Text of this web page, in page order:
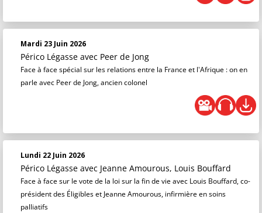
Mardi 23 Juin 2026
Périco Légasse avec Peer de Jong
Face à face spécial sur les relations entre la France et l'Afrique : on en
parle avec Peer de Jong, ancien colonel
Lundi 22 Juin 2026
Périco Légasse avec Jeanne Amourous, Louis Bouffard
Face à face sur le vote de la loi sur la fin de vie avec Louis Bouffard, co-
président des Éligibles et Jeanne Amourous, infirmière en soins
palliatifs